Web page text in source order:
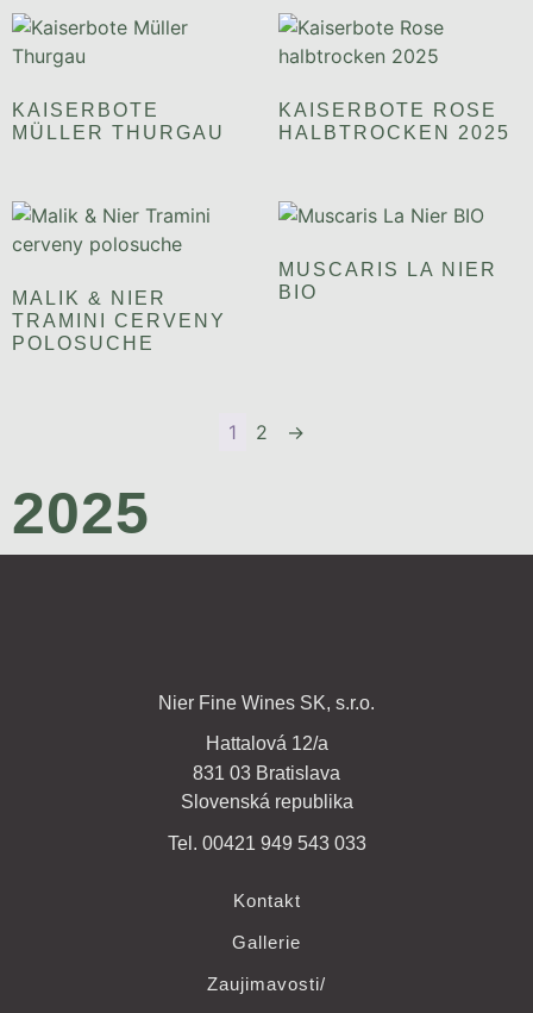
KAISERBOTE
MÜLLER THURGAU
KAISERBOTE ROSE
HALBTROCKEN 2025
MALIK & NIER
TRAMINI CERVENY
POLOSUCHE
MUSCARIS LA NIER
BIO
1 2 →
2025
Nier Fine Wines SK, s.r.o.
Hattalová 12/a
831 03 Bratislava
Slovenská republika
Tel. 00421 949 543 033
Kontakt
Gallerie
Zaujimavosti/